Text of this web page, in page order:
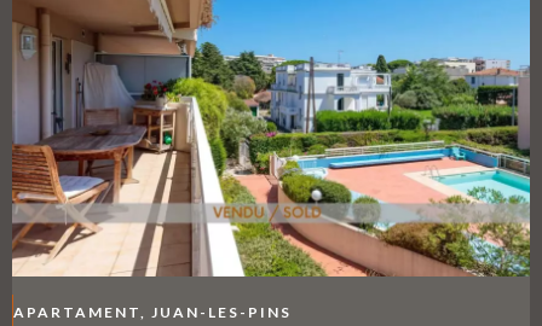
APARTAMENT, JUAN-LES-PINS